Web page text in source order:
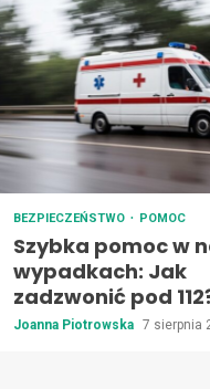
BEZPIECZEŃSTWO POMOC
Szybka pomoc w
wypadkach: Jak
zadzwonić pod
Joanna Piotrowska 7 sierpnia